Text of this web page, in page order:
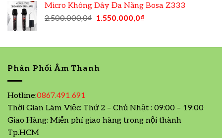
Micro Không Dây Đa Năng Bosa Z333
2.500.000,0₫ 1.550.000,0₫
Phân Phối Âm Thanh
Hotline:0867.491.691
Thời Gian Làm Việc: Thứ 2 – Chủ Nhật : 09:00 – 19:00
Giao Hàng: Miễn phí giao hàng trong nội thành
Tp.HCM